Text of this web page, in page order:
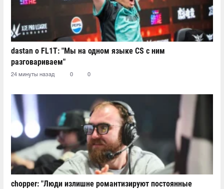
dastan о FL1T: "Мы на одном языке CS с ним
разговариваем"
24 минуты назад 0 0
chopper: "Люди излишне романтизируют постоянные